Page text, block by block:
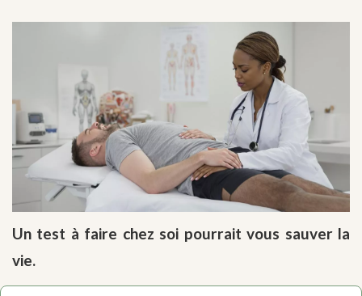
Un test à faire chez soi pourrait vous sauver la
vie.